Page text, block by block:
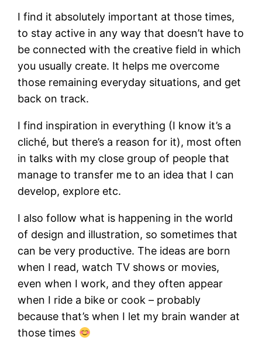
I find it absolutely important at those times,
to stay active in any way that doesn’t have to
be connected with the creative field in which
you usually create. It helps me overcome
those remaining everyday situations, and get
back on track.
I find inspiration in everything (I know it’s a
cliché, but there’s a reason for it), most often
in talks with my close group of people that
manage to transfer me to an idea that I can
develop, explore etc.
I also follow what is happening in the world
of design and illustration, so sometimes that
can be very productive. The ideas are born
when I read, watch TV shows or movies,
even when I work, and they often appear
when I ride a bike or cook – probably
because that’s when I let my brain wander at
those times